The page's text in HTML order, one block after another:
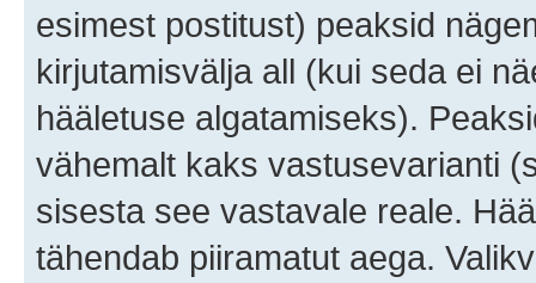
esimest postitust) peaksid
kirjutamisvälja all (kui seda ei
hääletuse algatamiseks).
vähemalt kaks vastusevarianti
sisesta see vastavale reale.
tähendab piiramatut aega.